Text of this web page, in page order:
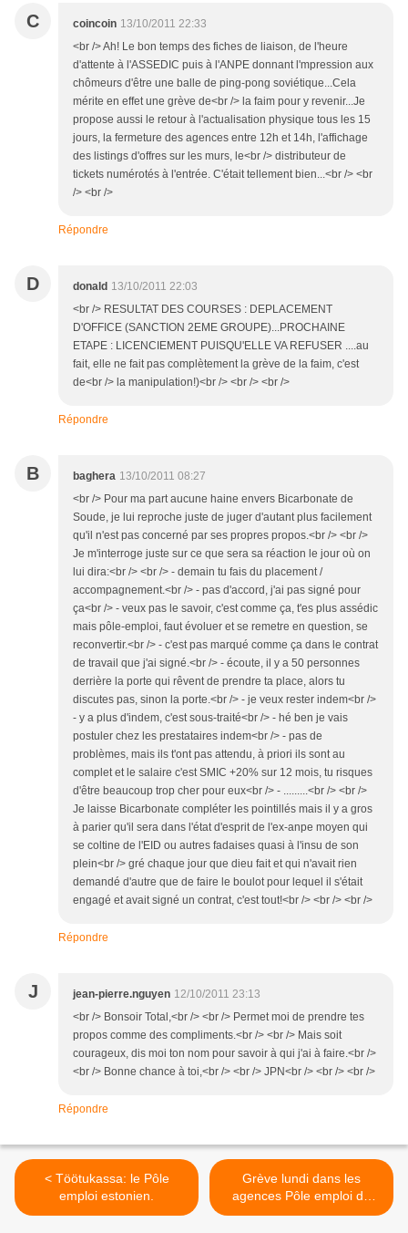
C coincoin 13/10/2011 22:33
<br /> Ah! Le bon temps des fiches de liaison, de l'heure
d'attente à l'ASSEDIC puis à l'ANPE donnant l'mpression aux
chômeurs d'être une balle de ping-pong soviétique...Cela
mérite en effet une grève de<br /> la faim pour y revenir...Je
propose aussi le retour à l'actualisation physique tous les 15
jours, la fermeture des agences entre 12h et 14h, l'affichage
des listings d'offres sur les murs, le<br /> distributeur de
tickets numérotés à l'entrée. C'était tellement bien...<br /> <br
/> <br />
Répondre
D donald 13/10/2011 22:03
<br /> RESULTAT DES COURSES : DEPLACEMENT
D'OFFICE (SANCTION 2EME GROUPE)...PROCHAINE
ETAPE : LICENCIEMENT PUISQU'ELLE VA REFUSER ....au
fait, elle ne fait pas complètement la grève de la faim, c'est
de<br /> la manipulation!)<br /> <br /> <br />
Répondre
B baghera 13/10/2011 08:27
<br /> Pour ma part aucune haine envers Bicarbonate de
Soude, je lui reproche juste de juger d'autant plus facilement
qu'il n'est pas concerné par ses propres propos.<br /> <br />
Je m'interroge juste sur ce que sera sa réaction le jour où on
lui dira:<br /> <br /> - demain tu fais du placement /
accompagnement.<br /> - pas d'accord, j'ai pas signé pour
ça<br /> - veux pas le savoir, c'est comme ça, t'es plus assédic
mais pôle-emploi, faut évoluer et se remetre en question, se
reconvertir.<br /> - c'est pas marqué comme ça dans le contrat
de travail que j'ai signé.<br /> - écoute, il y a 50 personnes
derrière la porte qui rêvent de prendre ta place, alors tu
discutes pas, sinon la porte.<br /> - je veux rester indem<br />
- y a plus d'indem, c'est sous-traité<br /> - hé ben je vais
postuler chez les prestataires indem<br /> - pas de
problèmes, mais ils t'ont pas attendu, à priori ils sont au
complet et le salaire c'est SMIC +20% sur 12 mois, tu risques
d'être beaucoup trop cher pour eux<br /> - .........<br /> <br />
Je laisse Bicarbonate compléter les pointillés mais il y a gros
à parier qu'il sera dans l'état d'esprit de l'ex-anpe moyen qui
se coltine de l'EID ou autres fadaises quasi à l'insu de son
plein<br /> gré chaque jour que dieu fait et qui n'avait rien
demandé d'autre que de faire le boulot pour lequel il s'était
engagé et avait signé un contrat, c'est tout!<br /> <br /> <br />
Répondre
J jean-pierre.nguyen 12/10/2011 23:13
<br /> Bonsoir Total,<br /> <br /> Permet moi de prendre tes
propos comme des compliments.<br /> <br /> Mais soit
courageux, dis moi ton nom pour savoir à qui j'ai à faire.<br />
<br /> Bonne chance à toi,<br /> <br /> JPN<br /> <br /> <br />
Répondre
< Töötukassa: le Pôle
emploi estonien.
Grève lundi dans les
agences Pôle emploi de
Bretagne et de Midi-